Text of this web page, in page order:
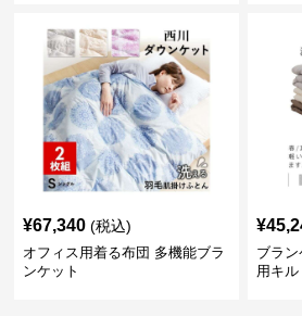
¥67,340 (税込)
オフィス用着る布団 多機能ブラ
ンケット
¥
ブラ
用キ